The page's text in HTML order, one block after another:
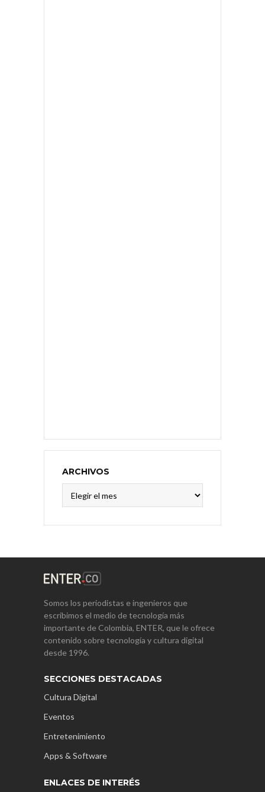
ARCHIVOS
Somos los periodistas e ingenieros que
escribimos el medio de tecnología más
importante de Colombia, ENTER, que le ofrece
contenido sobre tecnología y cultura digital
desde 1996.
SECCIONES DESTACADAS
Cultura Digital
Eventos
Entretenimiento
Apps & Software
ENLACES DE INTERÉS